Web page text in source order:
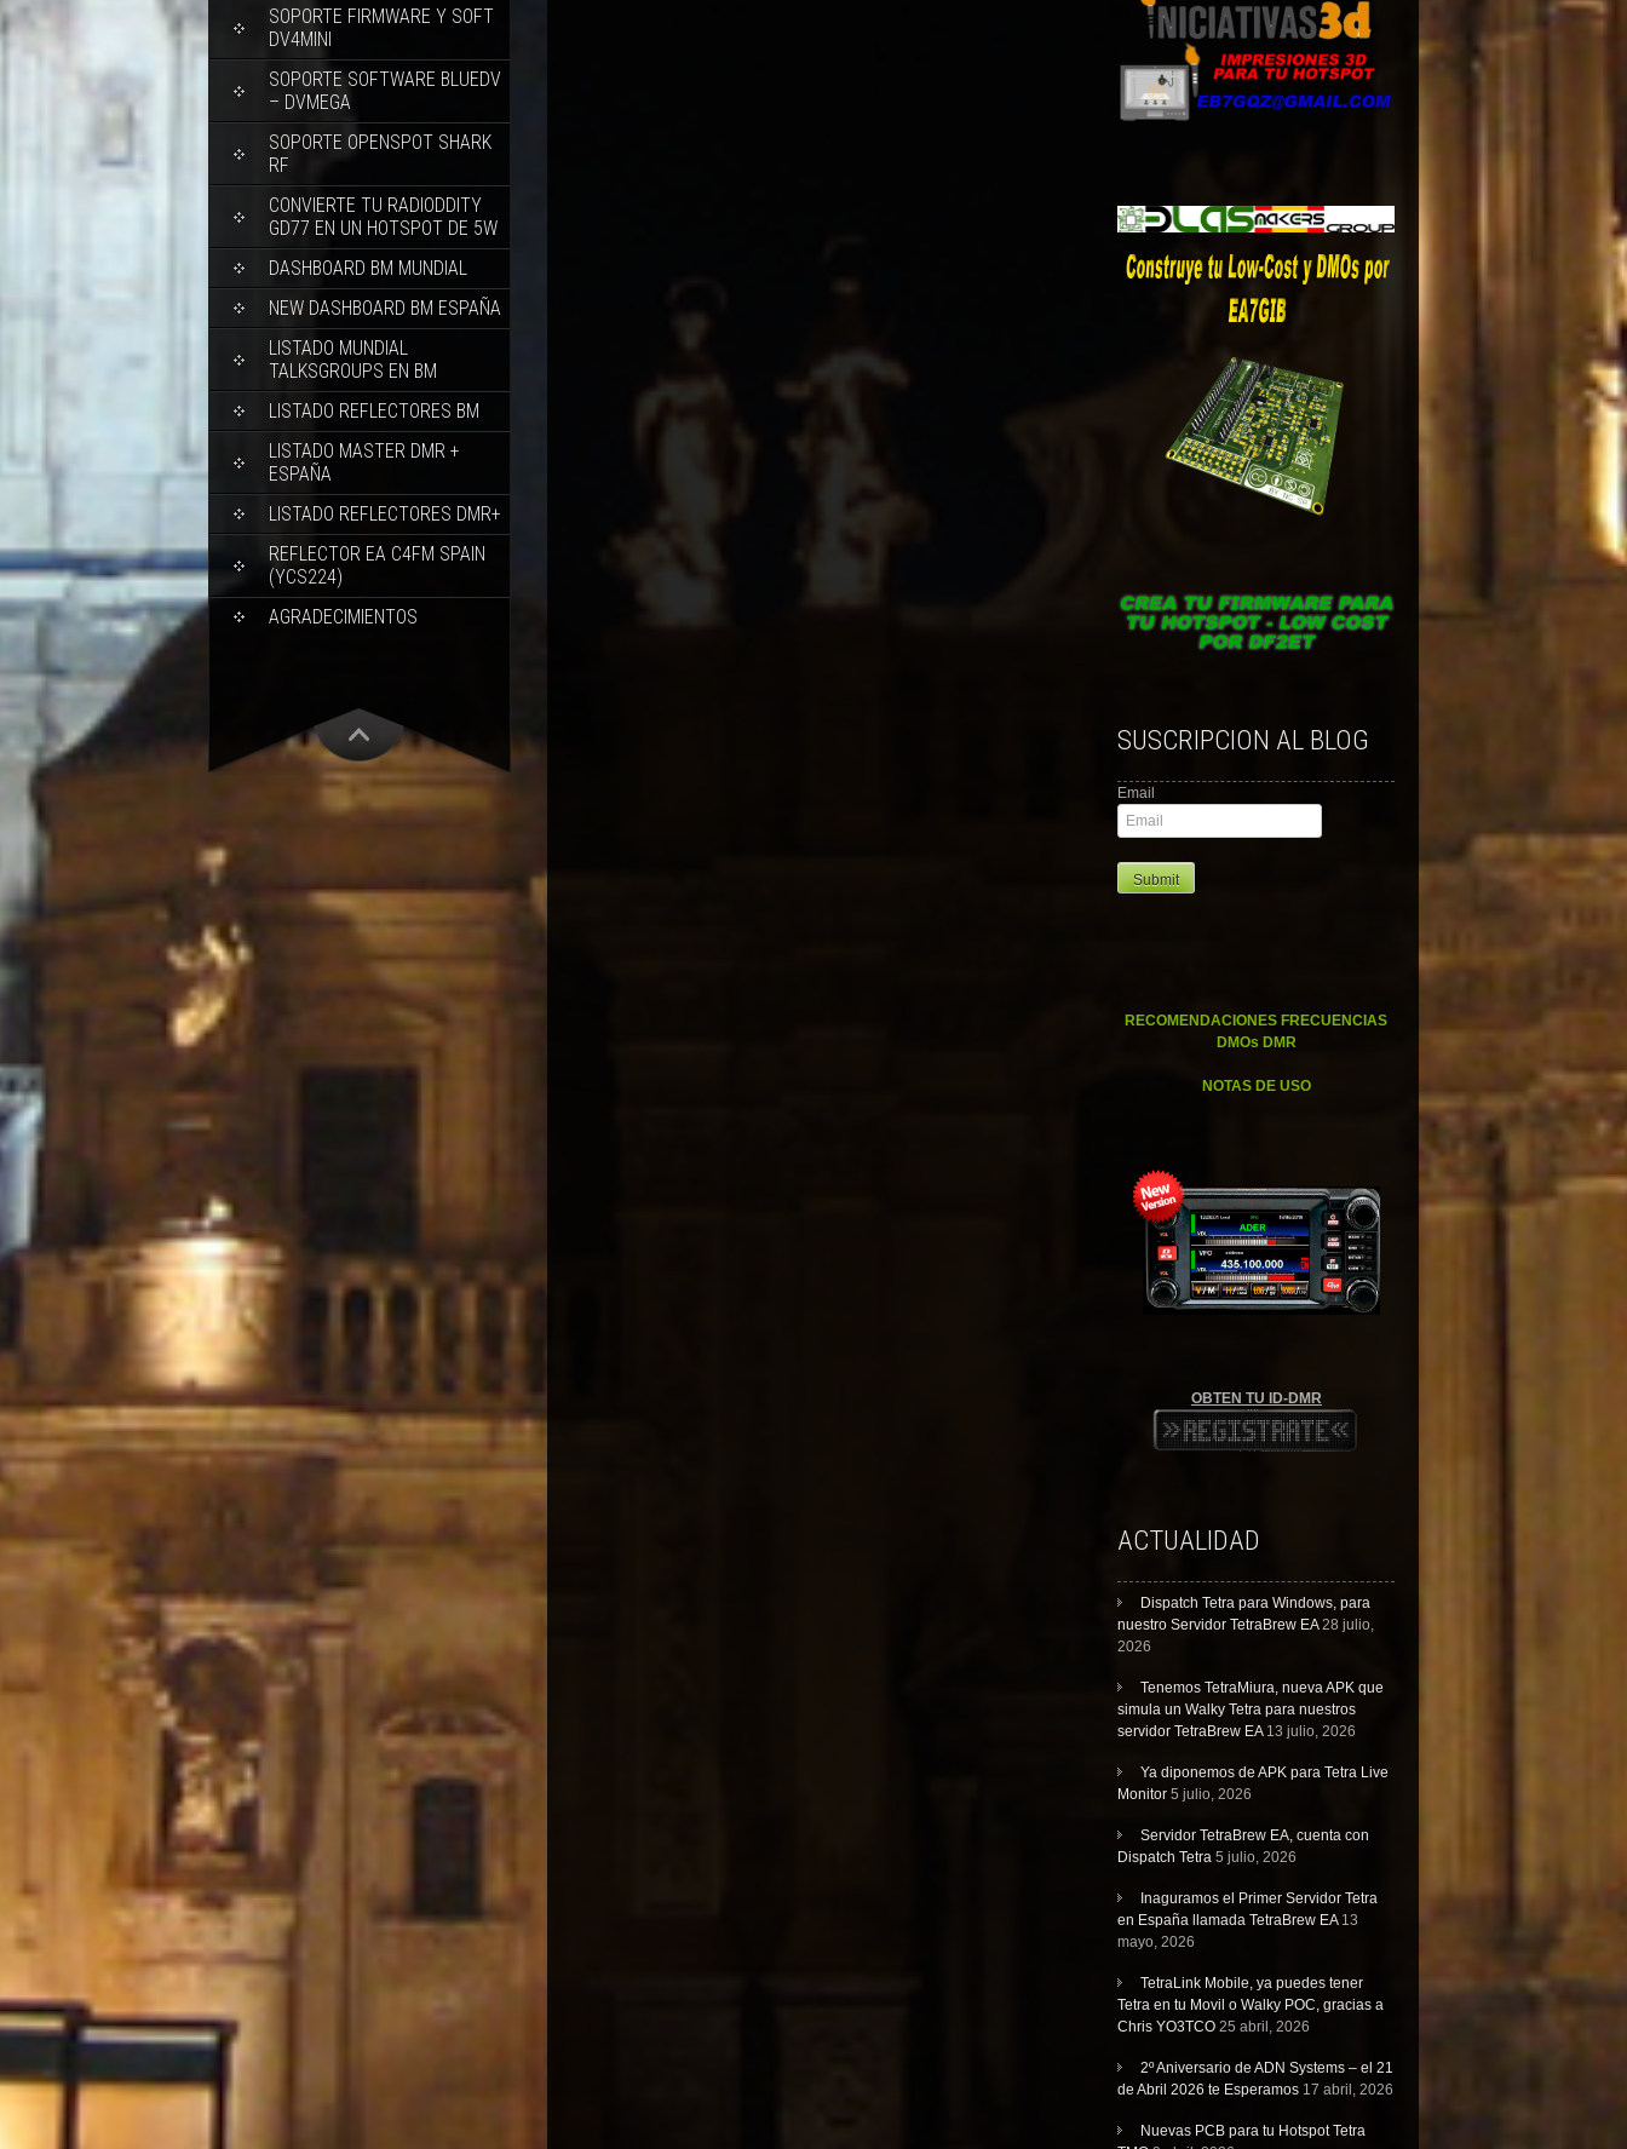
SOPORTE FIRMWARE Y SOFT
DV4MINI
SOPORTE SOFTWARE BLUEDV
– DVMEGA
SOPORTE OPENSPOT SHARK
RF
CONVIERTE TU RADIODDITY
GD77 EN UN HOTSPOT DE 5W
DASHBOARD BM MUNDIAL
NEW DASHBOARD BM ESPAÑA
LISTADO MUNDIAL
TALKSGROUPS EN BM
LISTADO REFLECTORES BM
LISTADO MASTER DMR +
ESPAÑA
LISTADO REFLECTORES DMR+
REFLECTOR EA C4FM SPAIN
(YCS224)
AGRADECIMIENTOS
SUSCRIPCION AL BLOG
Email
RECOMENDACIONES FRECUENCIAS
DMOs DMR
NOTAS DE USO
OBTEN TU ID-DMR
ACTUALIDAD
Dispatch Tetra para Windows, para
nuestro Servidor TetraBrew EA 28 julio,
2026
Tenemos TetraMiura, nueva APK que
simula un Walky Tetra para nuestros
servidor TetraBrew EA 13 julio, 2026
Ya diponemos de APK para Tetra Live
Monitor 5 julio, 2026
Servidor TetraBrew EA, cuenta con
Dispatch Tetra 5 julio, 2026
Inaguramos el Primer Servidor Tetra
en España llamada TetraBrew EA 13
mayo, 2026
TetraLink Mobile, ya puedes tener
Tetra en tu Movil o Walky POC, gracias a
Chris YO3TCO 25 abril, 2026
2º Aniversario de ADN Systems – el 21
de Abril 2026 te Esperamos 17 abril, 2026
Nuevas PCB para tu Hotspot Tetra